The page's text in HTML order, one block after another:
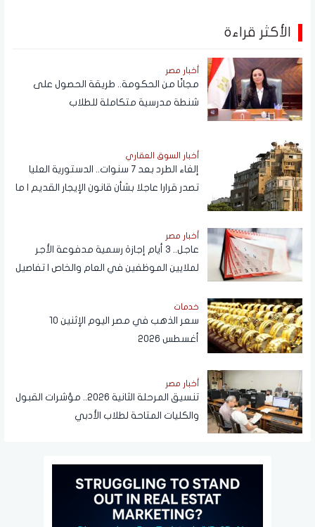
الأكثر قراءة
أخبار مصر
مجانًا من الحكومة.. طريقة الحصول على
شنطة مدرسية متكاملة للطلاب
أخبار السوق العقاري
إلغاء الطرد بعد 7 سنوات.. الدستورية العليا
تصدر قرارا عاجلا بشأن قانون الإيجار القديم | ما
أخبار مصر
عاجل.. 3 أيام إجازة رسمية مدفوعة الأجر
لملايين الموظفين في العام والخاص | تفاصيل
خدمات
سعر الذهب في مصر اليوم الإثنين 10
أغسطس 2026
أخبار مصر
تنسيق المرحلة الثانية 2026.. مؤشرات القبول
والكليات المتاحة لطلاب الأدبي